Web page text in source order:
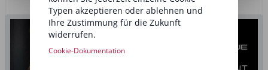
Typen akzeptieren oder ablehnen und
Ihre Zustimmung für die Zukunft
widerrufen.
Cookie-Dokumentation